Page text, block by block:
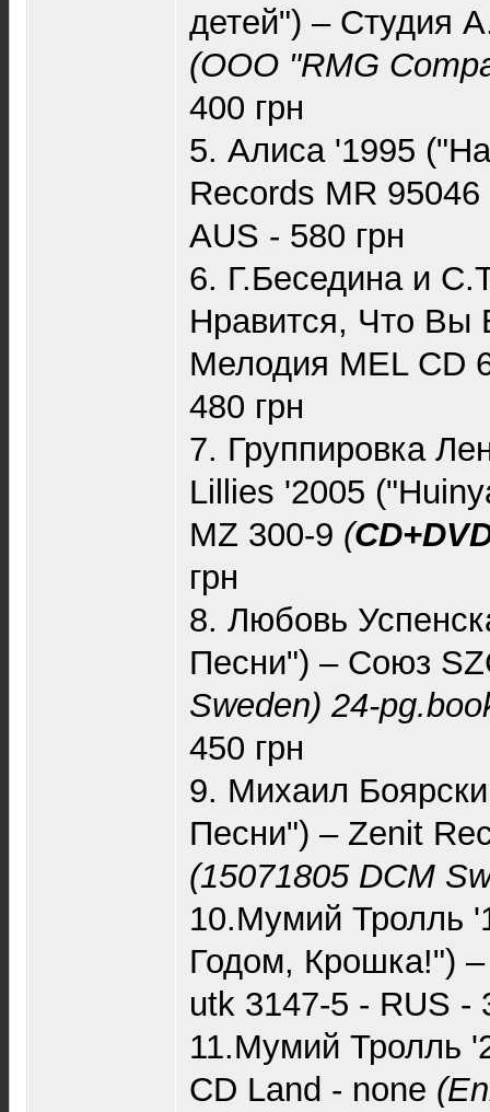
детей") – Студия
(ООО "RMG
400 грн
5. Алиса '1995
Records MR
AUS - 580 грн
6. Г.Беседина и
Нравится, Что
Мелодия MEL CD
480 грн
7. Группировка
Lillies '2005
MZ 300-9 (
грн
8. Любовь
Песни") – Союз
Sweden) 24-
450 грн
9. Михаил
Песни") – Zenit
(15071805 DCM
10.Мумий Тролль
Годом, Крошка!") –
utk 3147-5 - RUS -
11.Мумий Тролль
CD Land ‎- none